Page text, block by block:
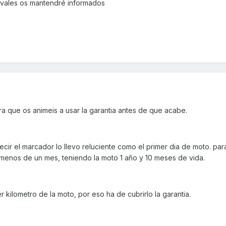
os mantendré informados
que os animeis a usar la garantia antes de que acabe.
el marcador lo llevo reluciente como el primer dia de moto.
de un mes, teniendo la moto 1 año y 10 meses de vida.
kilometro de la moto, por eso ha de cubrirlo la garantia.